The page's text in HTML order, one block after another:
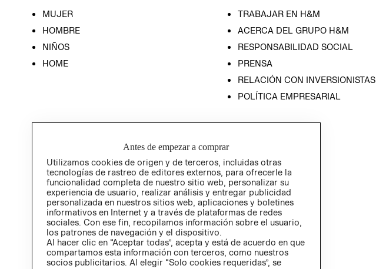
MUJER
HOMBRE
NIÑOS
HOME
TRABAJAR EN H&M
ACERCA DEL GRUPO H&M
RESPONSABILIDAD SOCIAL
PRENSA
RELACIÓN CON INVERSIONISTAS
POLÍTICA EMPRESARIAL
Antes de empezar a comprar
Utilizamos cookies de origen y de terceros, incluidas otras
tecnologías de rastreo de editores externos, para ofrecerle la
funcionalidad completa de nuestro sitio web, personalizar su
experiencia de usuario, realizar análisis y entregar publicidad
personalizada en nuestros sitios web, aplicaciones y boletines
informativos en Internet y a través de plataformas de redes
sociales. Con ese fin, recopilamos información sobre el usuario,
los patrones de navegación y el dispositivo.
Al hacer clic en “Aceptar todas”, acepta y está de acuerdo en que
compartamos esta información con terceros, como nuestros
socios publicitarios. Al elegir “Solo cookies requeridas”, se